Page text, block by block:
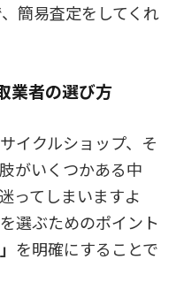
簡易査定をしてくれ
業者の選び方
イクルショップ、そ
がいくつかある中
ってしまいますよ
選ぶためのポイント
を明確にすることで